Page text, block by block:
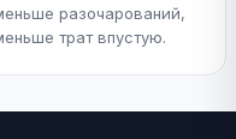
разочарований,
трат впустую.